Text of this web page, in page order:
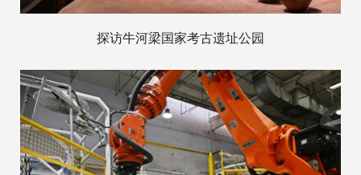
探访牛河梁国家考古遗址公园